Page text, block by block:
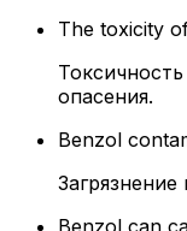
The toxicity
опасения.
Benzol